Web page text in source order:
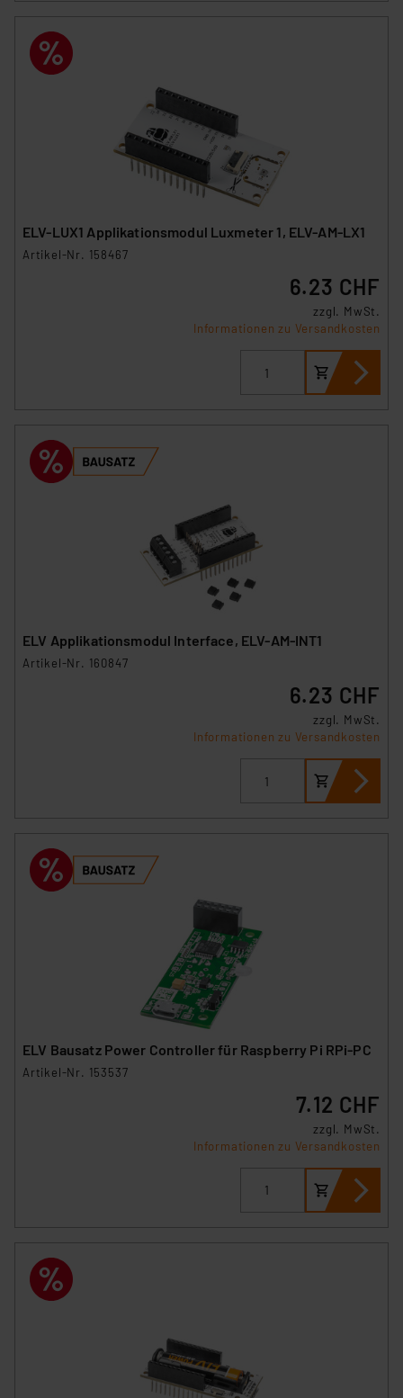
ELV-LUX1 Applikationsmodul Luxmeter 1, ELV-AM-LX1
Artikel-Nr. 158467
6.23 CHF
zzgl. MwSt.
Informationen zu Versandkosten
ELV Applikationsmodul Interface, ELV-AM-INT1
Artikel-Nr. 160847
6.23 CHF
zzgl. MwSt.
Informationen zu Versandkosten
ELV Bausatz Power Controller für Raspberry Pi RPi-PC
Artikel-Nr. 153537
7.12 CHF
zzgl. MwSt.
Informationen zu Versandkosten